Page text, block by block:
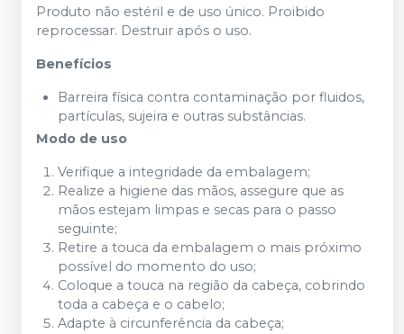
Produto não estéril e de uso único. Proibido
reprocessar. Destruir após o uso.
Benefícios
Barreira física contra contaminação por fluidos,
partículas, sujeira e outras substâncias.
Modo de uso
Verifique a integridade da embalagem;
Realize a higiene das mãos, assegure que as
mãos estejam limpas e secas para o passo
seguinte;
Retire a touca da embalagem o mais próximo
possível do momento do uso;
Coloque a touca na região da cabeça, cobrindo
toda a cabeça e o cabelo;
Adapte à circunferência da cabeça;